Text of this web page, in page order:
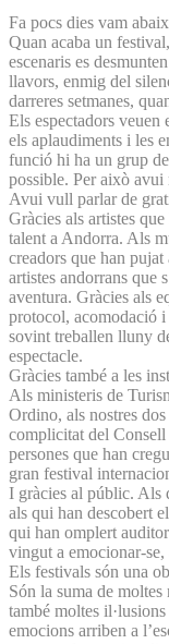
Fa pocs dies vam
Quan acaba un
escenaris es
llavors, enmig del
darreres setmanes,
Els espectadors veuen
els aplaudiments i les
funció hi ha un grup
possible. Per això
Avui vull parlar de
Gràcies als artistes
talent a Andorra. Als
creadors que han
artistes andorrans que
aventura. Gràcies als
protocol, acomodació
sovint treballen lluny
espectacle.
Gràcies també a les
Als ministeris de
Ordino, als nostres
complicitat del Consell
persones que han
gran festival
I gràcies al públic. Als
als qui han descobert
qui han omplert
vingut a emocionar-
Els festivals són una
Són la suma de
també moltes
emocions arriben a